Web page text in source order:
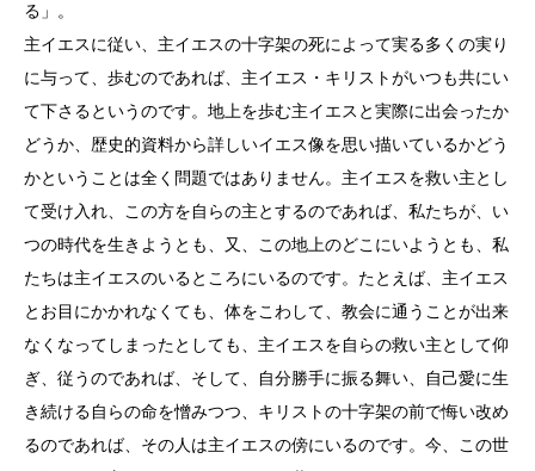
る」。
主イエスに従い、主イエスの十字架の死によって実る多くの実り
に与って、歩むのであれば、主イエス・キリストがいつも共にい
て下さるというのです。地上を歩む主イエスと実際に出会ったか
どうか、歴史的資料から詳しいイエス像を思い描いているかどう
かということは全く問題ではありません。主イエスを救い主とし
て受け入れ、この方を自らの主とするのであれば、私たちが、い
つの時代を生きようとも、又、この地上のどこにいようとも、私
たちは主イエスのいるところにいるのです。たとえば、主イエス
とお目にかかれなくても、体をこわして、教会に通うことが出来
なくなってしまったとしても、主イエスを自らの救い主として仰
ぎ、従うのであれば、そして、自分勝手に振る舞い、自己愛に生
き続ける自らの命を憎みつつ、キリストの十字架の前で悔い改め
るのであれば、その人は主イエスの傍にいるのです。今、この世